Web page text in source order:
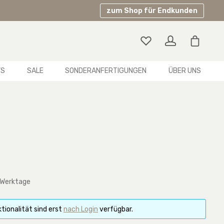
zum Shop für Endkunden
SALE SONDERANFERTIGUNGEN ÜBER UNS
sind erst nach Login verfügbar.